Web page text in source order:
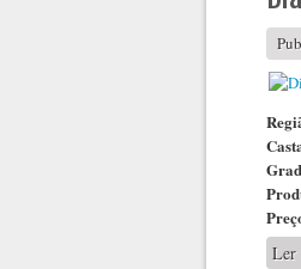
Ler